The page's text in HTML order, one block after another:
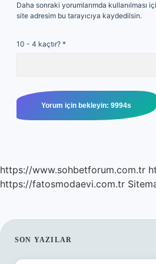
Daha sonraki yorumlarımda kullanılması
site adresim bu tarayıcıya kaydedilsin.
10 - 4 kaçtır? *
https://www.sohbetforum.com.tr
https://fatosmodaevi.com.tr
SIDEBAR
SON YAZILAR